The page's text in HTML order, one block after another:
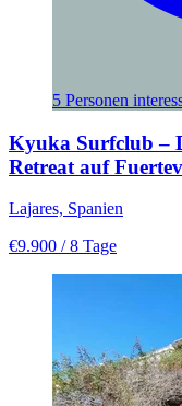
5 Personen
Kyuka Surfclub –
Retreat auf
Lajares, Spanien
€9.900 / 8 Tage